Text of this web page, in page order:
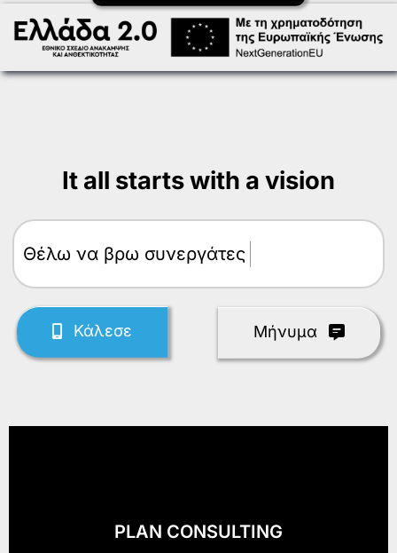
It all starts with a vision
Θέλω
Κάλεσε Mήνυμα
PLAN CONSULTING